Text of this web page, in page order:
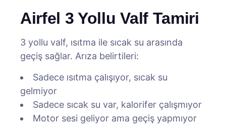
Airfel 3 Yollu Valf Tamiri
3 yollu valf, ısıtma ile sıcak su arasında
geçiş sağlar. Arıza belirtileri:
Sadece ısıtma çalışıyor, sıcak su
gelmiyor
Sadece sıcak su var, kalorifer çalışmıyor
Motor sesi geliyor ama geçiş yapmıyor